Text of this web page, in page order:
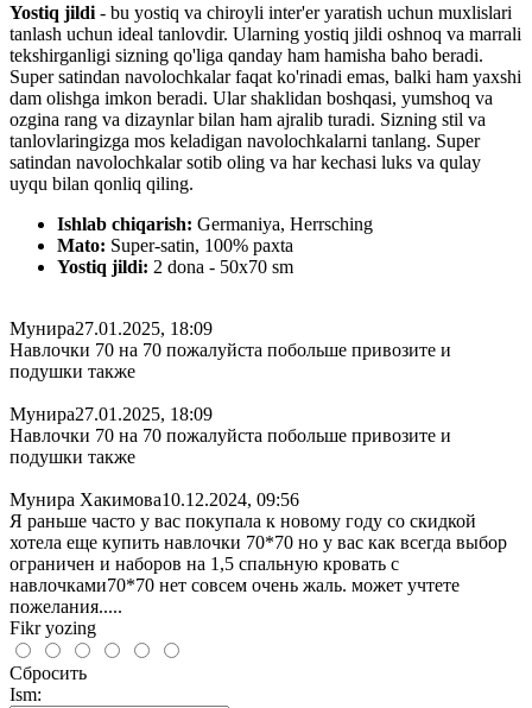
Yostiq jildi - bu yostiq va chiroyli inter'er yaratish uchun muxlislari
tanlash uchun ideal tanlovdir. Ularning yostiq jildi oshnoq va marrali
tekshirganligi sizning qo'liga qanday ham hamisha baho beradi.
Super satindan navolochkalar faqat ko'rinadi emas, balki ham yaxshi
dam olishga imkon beradi. Ular shaklidan boshqasi, yumshoq va
ozgina rang va dizaynlar bilan ham ajralib turadi. Sizning stil va
tanlovlaringizga mos keladigan navolochkalarni tanlang. Super
satindan navolochkalar sotib oling va har kechasi luks va qulay
uyqu bilan qonliq qiling.
Ishlab chiqarish: Germaniya, Herrsching
Mato: Super-satin, 100% paxta
Yostiq jildi: 2 dona - 50x70 sm
Мунира27.01.2025, 18:09
Навлочки 70 на 70 пожалуйста побольше привозите и
подушки также
Мунира27.01.2025, 18:09
Навлочки 70 на 70 пожалуйста побольше привозите и
подушки также
Мунира Хакимова10.12.2024, 09:56
Я раньше часто у вас покупала к новому году со скидкой
хотела еще купить навлочки 70*70 но у вас как всегда выбор
ограничен и наборов на 1,5 спальную кровать с
навлочками70*70 нет совсем очень жаль. может учтете
пожелания.....
Fikr yozing
Сбросить
Ism: